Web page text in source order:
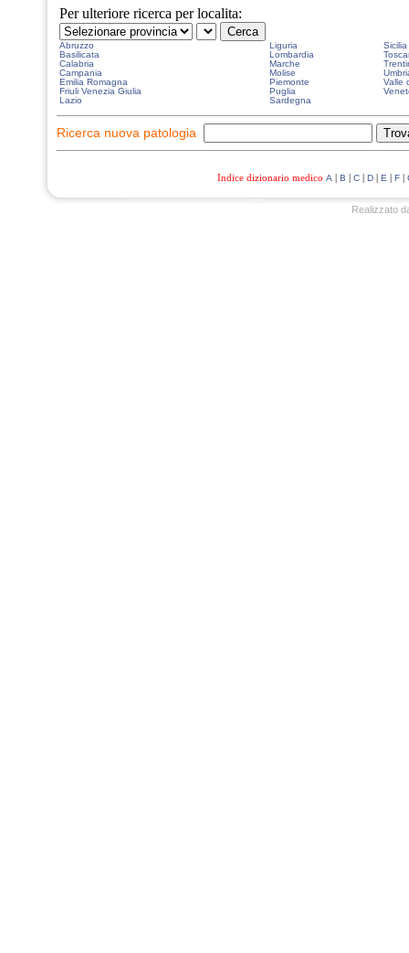
Per ulteriore ricerca per localita:
Abruzzo Liguria
Sicilia
Basilicata
Lombardia
Calabria
Marche
Campania
Molise
Emilia Romagna
Piemonte
Valle
Friuli Venezia Giulia
Puglia
Lazio
Sardegna
Ricerca nuova patologia
Indice dizionario medico A | B | C | D | E | F |
Realizzato